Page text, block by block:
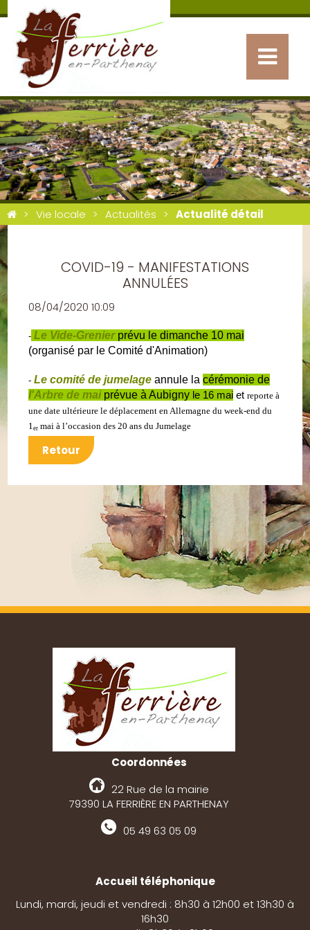
Vie locale Actualités Actualité détail
COVID-19 - MANIFESTATIONS
ANNULÉES
08/04/2020 10:09
- Le Vide-Grenierprévu le dimanche 10 mai
(organisé par le Comité d'Animation)
- Le comité de jumelage annule lacérémonie de
l'Arbre de maiprévue à Aubigny le 16 mai etreporte à
une date ultérieure le déplacement en Allemagne du week-end du
1er mai à l’occasion des 20 ans du Jumelage
Retour
Coordonnées
22 Rue de la mairie
79390 LA FERRIÈRE EN PARTHENAY
05 49 63 05 09
Accueil téléphonique
Lundi, mardi, jeudi et vendredi : 8h30 à 12h00 et 13h30 à
16h30